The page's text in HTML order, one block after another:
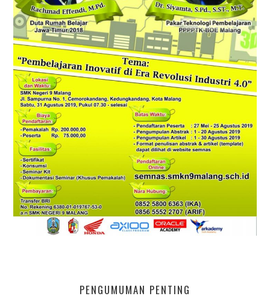
PENGUMUMAN PENTING